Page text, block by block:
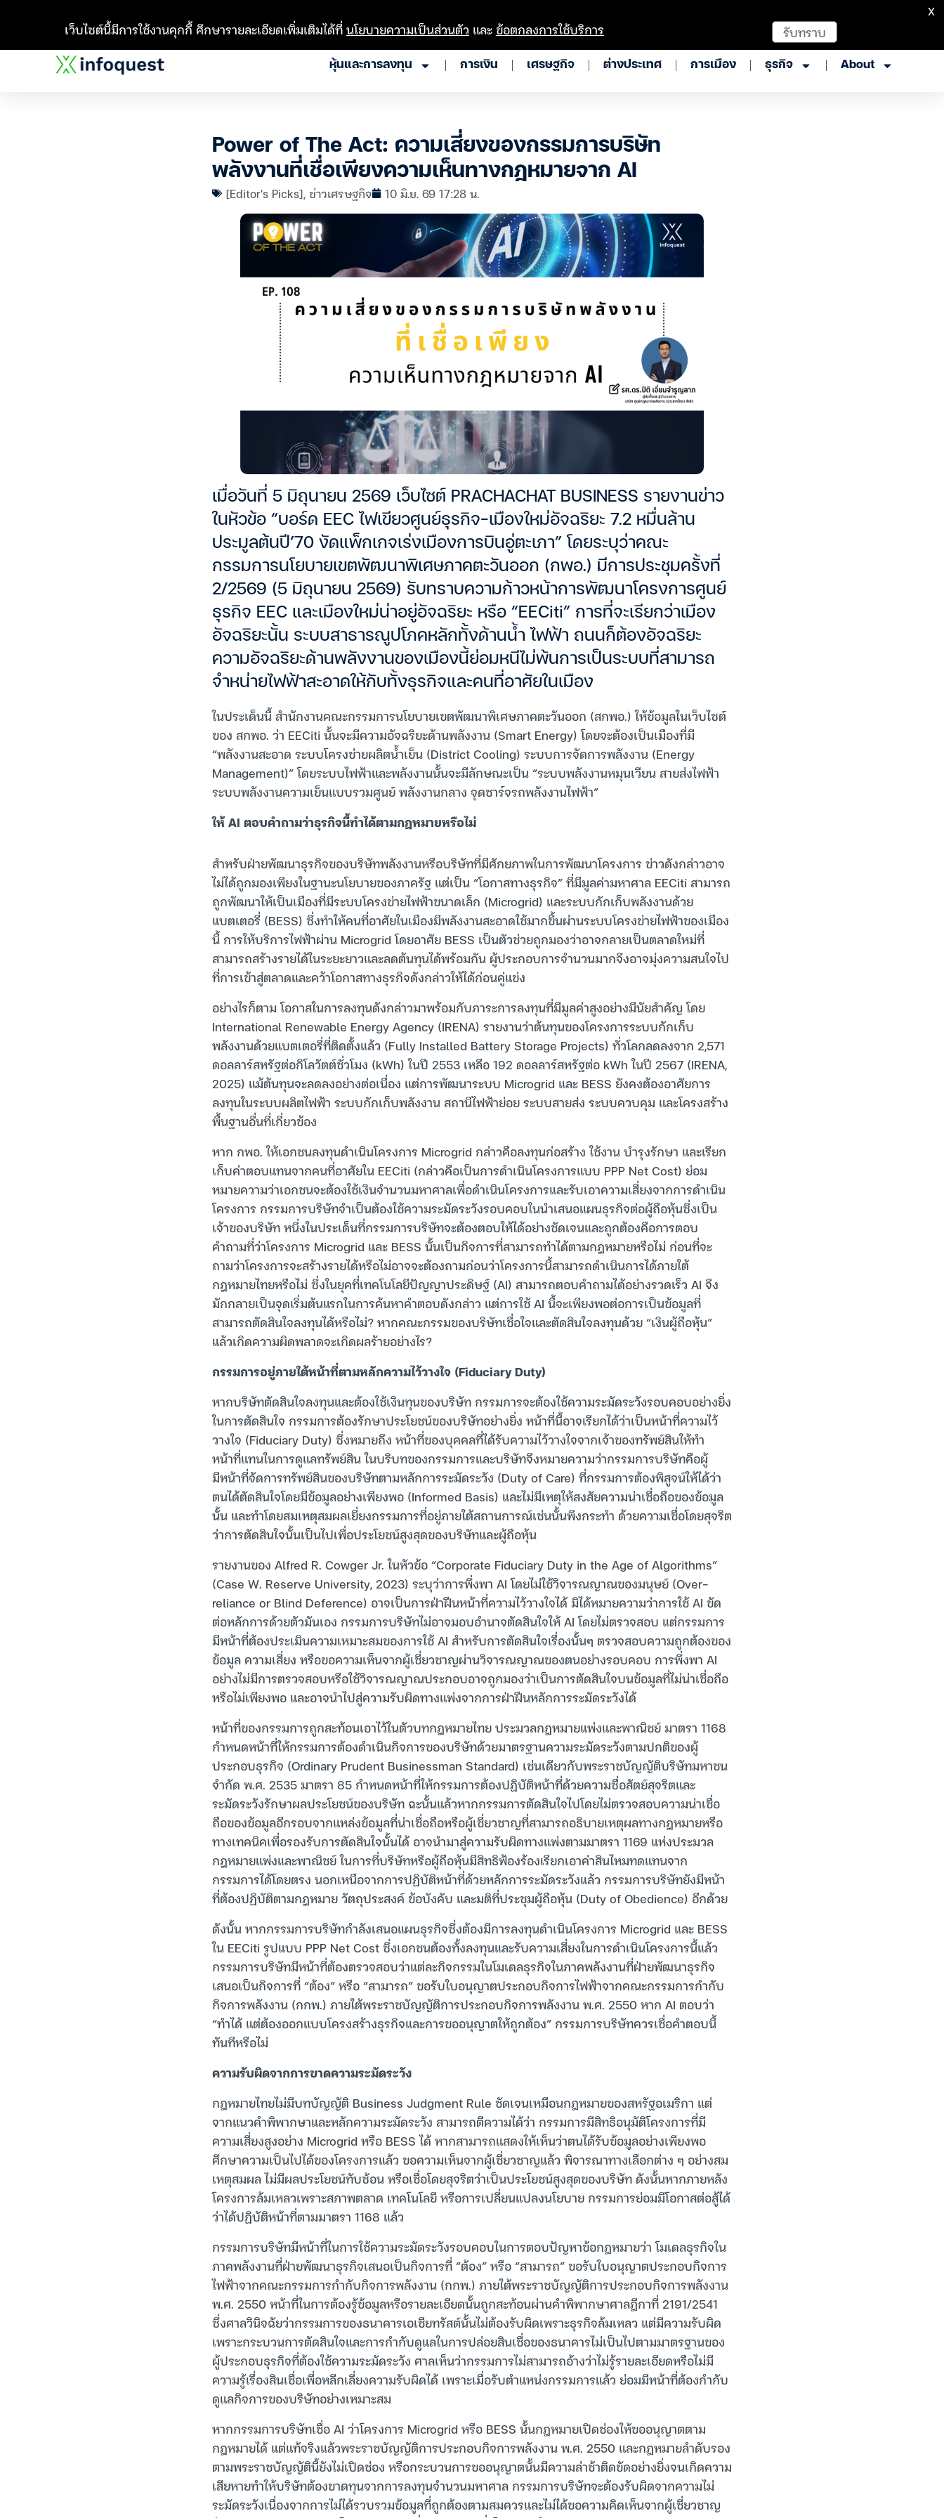
หุ้นและการลงทุน การเงิน เศรษฐกิจ ต่างประเทศ การเมือง ธุรกิจ About
Power of The Act: ความเสี่ยงของกรรมการบริษัท
พลังงานที่เชื่อเพียงความเห็นทางกฎหมายจาก AI
[Editor's Picks],ข่าวเศรษฐกิจ 10 มิ.ย. 69 17:28 น.
เมื่อวันที่ 5 มิถุนายน 2569 เว็บไซต์ PRACHACHAT BUSINESS รายงานข่าว
ในหัวข้อ “บอร์ด EEC ไฟเขียวศูนย์ธุรกิจ-เมืองใหม่อัจฉริยะ 7.2 หมื่นล้าน
ประมูลต้นปี’70 งัดแพ็กเกจเร่งเมืองการบินอู่ตะเภา” โดยระบุว่าคณะ
กรรมการนโยบายเขตพัฒนาพิเศษภาคตะวันออก (กพอ.) มีการประชุมครั้งที่
2/2569 (5 มิถุนายน 2569) รับทราบความก้าวหน้าการพัฒนาโครงการศูนย์
ธุรกิจ EEC และเมืองใหม่น่าอยู่อัจฉริยะ หรือ “EECiti” การที่จะเรียกว่าเมือง
อัจฉริยะนั้น ระบบสาธารณูปโภคหลักทั้งด้านน้ำ ไฟฟ้า ถนนก็ต้องอัจฉริยะ
ความอัจฉริยะด้านพลังงานของเมืองนี้ย่อมหนีไม่พ้นการเป็นระบบที่สามารถ
จำหน่ายไฟฟ้าสะอาดให้กับทั้งธุรกิจและคนที่อาศัยในเมือง
ในประเด็นนี้ สำนักงานคณะกรรมการนโยบายเขตพัฒนาพิเศษภาคตะวันออก (สกพอ.) ให้ข้อมูลในเว็บไซต์
ของ สกพอ. ว่า EECiti นั้นจะมีความอัจฉริยะด้านพลังงาน (Smart Energy) โดยจะต้องเป็นเมืองที่มี
“พลังงานสะอาด ระบบโครงข่ายผลิตน้ำเย็น (District Cooling) ระบบการจัดการพลังงาน (Energy
Management)” โดยระบบไฟฟ้าและพลังงานนั้นจะมีลักษณะเป็น “ระบบพลังงานหมุนเวียน สายส่งไฟฟ้า
ระบบพลังงานความเย็นแบบรวมศูนย์ พลังงานกลาง จุดชาร์จรถพลังงานไฟฟ้า”
ให้ AI ตอบคำถามว่าธุรกิจนี้ทำได้ตามกฎหมายหรือไม่
สำหรับฝ่ายพัฒนาธุรกิจของบริษัทพลังงานหรือบริษัทที่มีศักยภาพในการพัฒนาโครงการ ข่าวดังกล่าวอาจ
ไม่ได้ถูกมองเพียงในฐานะนโยบายของภาครัฐ แต่เป็น “โอกาสทางธุรกิจ” ที่มีมูลค่ามหาศาล EECiti สามารถ
ถูกพัฒนาให้เป็นเมืองที่มีระบบโครงข่ายไฟฟ้าขนาดเล็ก (Microgrid) และระบบกักเก็บพลังงานด้วย
แบตเตอรี่ (BESS) ซึ่งทำให้คนที่อาศัยในเมืองมีพลังงานสะอาดใช้มากขึ้นผ่านระบบโครงข่ายไฟฟ้าของเมือง
นี้ การให้บริการไฟฟ้าผ่าน Microgrid โดยอาศัย BESS เป็นตัวช่วยถูกมองว่าอาจกลายเป็นตลาดใหม่ที่
สามารถสร้างรายได้ในระยะยาวและลดต้นทุนได้พร้อมกัน ผู้ประกอบการจำนวนมากจึงอาจมุ่งความสนใจไป
ที่การเข้าสู่ตลาดและคว้าโอกาสทางธุรกิจดังกล่าวให้ได้ก่อนคู่แข่ง
อย่างไรก็ตาม โอกาสในการลงทุนดังกล่าวมาพร้อมกับภาระการลงทุนที่มีมูลค่าสูงอย่างมีนัยสำคัญ โดย
International Renewable Energy Agency (IRENA) รายงานว่าต้นทุนของโครงการระบบกักเก็บ
พลังงานด้วยแบตเตอรี่ที่ติดตั้งแล้ว (Fully Installed Battery Storage Projects) ทั่วโลกลดลงจาก 2,571
ดอลลาร์สหรัฐต่อกิโลวัตต์ชั่วโมง (kWh) ในปี 2553 เหลือ 192 ดอลลาร์สหรัฐต่อ kWh ในปี 2567 (IRENA,
2025) แม้ต้นทุนจะลดลงอย่างต่อเนื่อง แต่การพัฒนาระบบ Microgrid และ BESS ยังคงต้องอาศัยการ
ลงทุนในระบบผลิตไฟฟ้า ระบบกักเก็บพลังงาน สถานีไฟฟ้าย่อย ระบบสายส่ง ระบบควบคุม และโครงสร้าง
พื้นฐานอื่นที่เกี่ยวข้อง
หาก กพอ. ให้เอกชนลงทุนดำเนินโครงการ Microgrid กล่าวคือลงทุนก่อสร้าง ใช้งาน บำรุงรักษา และเรียก
เก็บค่าตอบแทนจากคนที่อาศัยใน EECiti (กล่าวคือเป็นการดำเนินโครงการแบบ PPP Net Cost) ย่อม
หมายความว่าเอกชนจะต้องใช้เงินจำนวนมหาศาลเพื่อดำเนินโครงการและรับเอาความเสี่ยงจากการดำเนิน
โครงการ กรรมการบริษัทจำเป็นต้องใช้ความระมัดระวังรอบคอบในนำเสนอแผนธุรกิจต่อผู้ถือหุ้นซึ่งเป็น
เจ้าของบริษัท หนึ่งในประเด็นที่กรรมการบริษัทจะต้องตอบให้ได้อย่างชัดเจนและถูกต้องคือการตอบ
คำถามที่ว่าโครงการ Microgrid และ BESS นั้นเป็นกิจการที่สามารถทำได้ตามกฎหมายหรือไม่ ก่อนที่จะ
ถามว่าโครงการจะสร้างรายได้หรือไม่อาจจะต้องถามก่อนว่าโครงการนี้สามารถดำเนินการได้ภายใต้
กฎหมายไทยหรือไม่ ซึ่งในยุคที่เทคโนโลยีปัญญาประดิษฐ์ (AI) สามารถตอบคำถามได้อย่างรวดเร็ว AI จึง
มักกลายเป็นจุดเริ่มต้นแรกในการค้นหาคำตอบดังกล่าว แต่การใช้ AI นี้จะเพียงพอต่อการเป็นข้อมูลที่
สามารถตัดสินใจลงทุนได้หรือไม่? หากคณะกรรมของบริษัทเชื่อใจและตัดสินใจลงทุนด้วย “เงินผู้ถือหุ้น”
แล้วเกิดความผิดพลาดจะเกิดผลร้ายอย่างไร?
กรรมการอยู่ภายใต้หน้าที่ตามหลักความไว้วางใจ (Fiduciary Duty)
หากบริษัทตัดสินใจลงทุนและต้องใช้เงินทุนของบริษัท กรรมการจะต้องใช้ความระมัดระวังรอบคอบอย่างยิ่ง
ในการตัดสินใจ กรรมการต้องรักษาประโยชน์ของบริษัทอย่างยิ่ง หน้าที่นี้อาจเรียกได้ว่าเป็นหน้าที่ความไว้
วางใจ (Fiduciary Duty) ซึ่งหมายถึง หน้าที่ของบุคคลที่ได้รับความไว้วางใจจากเจ้าของทรัพย์สินให้ทำ
หน้าที่แทนในการดูแลทรัพย์สิน ในบริบทของกรรมการและบริษัทจึงหมายความว่ากรรมการบริษัทคือผู้
มีหน้าที่จัดการทรัพย์สินของบริษัทตามหลักการระมัดระวัง (Duty of Care) ที่กรรมการต้องพิสูจน์ให้ได้ว่า
ตนได้ตัดสินใจโดยมีข้อมูลอย่างเพียงพอ (Informed Basis) และไม่มีเหตุให้สงสัยความน่าเชื่อถือของข้อมูล
นั้น และทำโดยสมเหตุสมผลเยี่ยงกรรมการที่อยู่ภายใต้สถานการณ์เช่นนั้นพึงกระทำ ด้วยความเชื่อโดยสุจริต
ว่าการตัดสินใจนั้นเป็นไปเพื่อประโยชน์สูงสุดของบริษัทและผู้ถือหุ้น
รายงานของ Alfred R. Cowger Jr. ในหัวข้อ “Corporate Fiduciary Duty in the Age of Algorithms”
(Case W. Reserve University, 2023) ระบุว่าการพึ่งพา AI โดยไม่ใช้วิจารณญาณของมนุษย์ (Over-
reliance or Blind Deference) อาจเป็นการฝ่าฝืนหน้าที่ความไว้วางใจได้ มิได้หมายความว่าการใช้ AI ขัด
ต่อหลักการด้วยตัวมันเอง กรรมการบริษัทไม่อาจมอบอำนาจตัดสินใจให้ AI โดยไม่ตรวจสอบ แต่กรรมการ
มีหน้าที่ต้องประเมินความเหมาะสมของการใช้ AI สำหรับการตัดสินใจเรื่องนั้นๆ ตรวจสอบความถูกต้องของ
ข้อมูล ความเสี่ยง หรือขอความเห็นจากผู้เชี่ยวชาญผ่านวิจารณญาณของตนอย่างรอบคอบ การพึ่งพา AI
อย่างไม่มีการตรวจสอบหรือใช้วิจารณญาณประกอบอาจถูกมองว่าเป็นการตัดสินใจบนข้อมูลที่ไม่น่าเชื่อถือ
หรือไม่เพียงพอ และอาจนำไปสู่ความรับผิดทางแพ่งจากการฝ่าฝืนหลักการระมัดระวังได้
หน้าที่ของกรรมการถูกสะท้อนเอาไว้ในตัวบทกฎหมายไทย ประมวลกฎหมายแพ่งและพาณิชย์ มาตรา 1168
กำหนดหน้าที่ให้กรรมการต้องดำเนินกิจการของบริษัทด้วยมาตรฐานความระมัดระวังตามปกติของผู้
ประกอบธุรกิจ (Ordinary Prudent Businessman Standard) เช่นเดียวกับพระราชบัญญัติบริษัทมหาชน
จำกัด พ.ศ. 2535 มาตรา 85 กำหนดหน้าที่ให้กรรมการต้องปฏิบัติหน้าที่ด้วยความซื่อสัตย์สุจริตและ
ระมัดระวังรักษาผลประโยชน์ของบริษัท ฉะนั้นแล้วหากกรรมการตัดสินใจไปโดยไม่ตรวจสอบความน่าเชื่อ
ถือของข้อมูลอีกรอบจากแหล่งข้อมูลที่น่าเชื่อถือหรือผู้เชี่ยวชาญที่สามารถอธิบายเหตุผลทางกฎหมายหรือ
ทางเทคนิคเพื่อรองรับการตัดสินใจนั้นได้ อาจนำมาสู่ความรับผิดทางแพ่งตามมาตรา 1169 แห่งประมวล
กฎหมายแพ่งและพาณิชย์ ในการที่บริษัทหรือผู้ถือหุ้นมีสิทธิฟ้องร้องเรียกเอาค่าสินไหมทดแทนจาก
กรรมการได้โดยตรง นอกเหนือจากการปฏิบัติหน้าที่ด้วยหลักการระมัดระวังแล้ว กรรมการบริษัทยังมีหน้า
ที่ต้องปฏิบัติตามกฎหมาย วัตถุประสงค์ ข้อบังคับ และมติที่ประชุมผู้ถือหุ้น (Duty of Obedience) อีกด้วย
ดังนั้น หากกรรมการบริษัทกำลังเสนอแผนธุรกิจซึ่งต้องมีการลงทุนดำเนินโครงการ Microgrid และ BESS
ใน EECiti รูปแบบ PPP Net Cost ซึ่งเอกชนต้องทั้งลงทุนและรับความเสี่ยงในการดำเนินโครงการนี้แล้ว
กรรมการบริษัทมีหน้าที่ต้องตรวจสอบว่าแต่ละกิจกรรมในโมเดลธุรกิจในภาคพลังงานที่ฝ่ายพัฒนาธุรกิจ
เสนอเป็นกิจการที่ “ต้อง” หรือ “สามารถ” ขอรับใบอนุญาตประกอบกิจการไฟฟ้าจากคณะกรรมการกำกับ
กิจการพลังงาน (กกพ.) ภายใต้พระราชบัญญัติการประกอบกิจการพลังงาน พ.ศ. 2550 หาก AI ตอบว่า
“ทำได้ แต่ต้องออกแบบโครงสร้างธุรกิจและการขออนุญาตให้ถูกต้อง” กรรมการบริษัทควรเชื่อคำตอบนี้
ทันทีหรือไม่
ความรับผิดจากการขาดความระมัดระวัง
กฎหมายไทยไม่มีบทบัญญัติ Business Judgment Rule ชัดเจนเหมือนกฎหมายของสหรัฐอเมริกา แต่
จากแนวคำพิพากษาและหลักความระมัดระวัง สามารถตีความได้ว่า กรรมการมีสิทธิอนุมัติโครงการที่มี
ความเสี่ยงสูงอย่าง Microgrid หรือ BESS ได้ หากสามารถแสดงให้เห็นว่าตนได้รับข้อมูลอย่างเพียงพอ
ศึกษาความเป็นไปได้ของโครงการแล้ว ขอความเห็นจากผู้เชี่ยวชาญแล้ว พิจารณาทางเลือกต่าง ๆ อย่างสม
เหตุสมผล ไม่มีผลประโยชน์ทับซ้อน หรือเชื่อโดยสุจริตว่าเป็นประโยชน์สูงสุดของบริษัท ดังนั้นหากภายหลัง
โครงการล้มเหลวเพราะสภาพตลาด เทคโนโลยี หรือการเปลี่ยนแปลงนโยบาย กรรมการย่อมมีโอกาสต่อสู้ได้
ว่าได้ปฏิบัติหน้าที่ตามมาตรา 1168 แล้ว
กรรมการบริษัทมีหน้าที่ในการใช้ความระมัดระวังรอบคอบในการตอบปัญหาข้อกฎหมายว่า โมเดลธุรกิจใน
ภาคพลังงานที่ฝ่ายพัฒนาธุรกิจเสนอเป็นกิจการที่ “ต้อง” หรือ “สามารถ” ขอรับใบอนุญาตประกอบกิจการ
ไฟฟ้าจากคณะกรรมการกำกับกิจการพลังงาน (กกพ.) ภายใต้พระราชบัญญัติการประกอบกิจการพลังงาน
พ.ศ. 2550 หน้าที่ในการต้องรู้ข้อมูลหรือรายละเอียดนั้นถูกสะท้อนผ่านคำพิพากษาศาลฎีกาที่ 2191/2541
ซึ่งศาลวินิจฉัยว่ากรรมการของธนาคารเอเชียทรัสต์นั้นไม่ต้องรับผิดเพราะธุรกิจล้มเหลว แต่มีความรับผิด
เพราะกระบวนการตัดสินใจและการกำกับดูแลในการปล่อยสินเชื่อของธนาคารไม่เป็นไปตามมาตรฐานของ
ผู้ประกอบธุรกิจที่ต้องใช้ความระมัดระวัง ศาลเห็นว่ากรรมการไม่สามารถอ้างว่าไม่รู้รายละเอียดหรือไม่มี
ความรู้เรื่องสินเชื่อเพื่อหลีกเลี่ยงความรับผิดได้ เพราะเมื่อรับตำแหน่งกรรมการแล้ว ย่อมมีหน้าที่ต้องกำกับ
ดูแลกิจการของบริษัทอย่างเหมาะสม
หากกรรมการบริษัทเชื่อ AI ว่าโครงการ Microgrid หรือ BESS นั้นกฎหมายเปิดช่องให้ขออนุญาตตาม
กฎหมายได้ แต่แท้จริงแล้วพระราชบัญญัติการประกอบกิจการพลังงาน พ.ศ. 2550 และกฎหมายลำดับรอง
ตามพระราชบัญญัตินี้ยังไม่เปิดช่อง หรือกระบวนการขออนุญาตนั้นมีความล่าช้าติดขัดอย่างยิ่งจนเกิดความ
เสียหายทำให้บริษัทต้องขาดทุนจากการลงทุนจำนวนมหาศาล กรรมการบริษัทจะต้องรับผิดจากความไม่
ระมัดระวังเนื่องจากการไม่ได้รวบรวมข้อมูลที่ถูกต้องตามสมควรและไม่ได้ขอความคิดเห็นจากผู้เชี่ยวชาญ
เว็บไซต์นี้มีการใช้งานคุกกี้ ศึกษารายละเอียดเพิ่มเติมได้ที่นโยบายความเป็นส่วนตัว และข้อตกลงการใช้บริการ รับทราบ
X